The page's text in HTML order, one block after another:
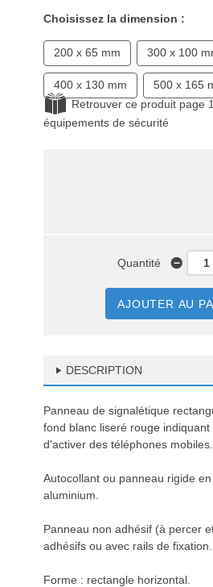
Choisissez la dimension :
200 x 65 mm 300 x 100
400 x 130 mm
500 x 165
Retrouver ce produit page
équipements de sécurité
Quantité
AJOUTER AU
DESCRIPTION
Panneau de signalétique
fond blanc liseré rouge indiquant
d'activer des téléphones mobiles.
Autocollant ou panneau rigide
aluminium.
Panneau non adhésif (à percer
adhésifs ou avec rails de fixation.
Forme : rectangle horizontal.